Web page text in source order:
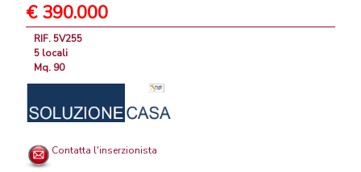
€ 390.000
RIF. 5V255
5 locali
Mq. 90
Contatta l'inserzionista